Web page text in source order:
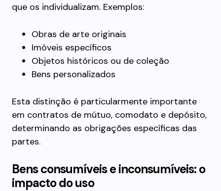
que os individualizam. Exemplos:
Obras de arte originais
Imóveis específicos
Objetos históricos ou de coleção
Bens personalizados
Esta distinção é particularmente importante
em contratos de mútuo, comodato e depósito,
determinando as obrigações específicas das
partes.
Bens consumíveis e inconsumíveis: o
impacto do uso